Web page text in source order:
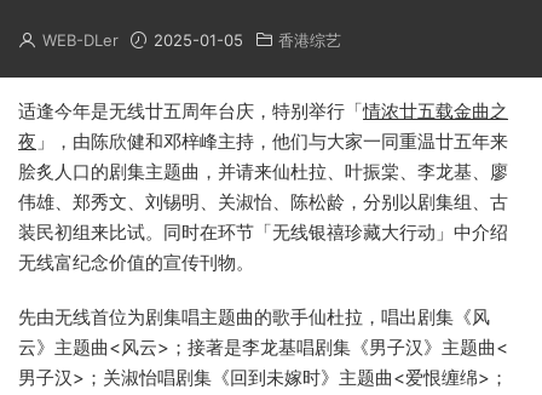
WEB-DLer 2025-01-05 香港综艺
适逢今年是无线廿五周年台庆，特别举行「情浓廿五载金曲之
夜 」，由陈欣健和邓梓峰主持，他们与大家一同重温廿五年来
脍炙人口的剧集主题曲，并请来仙杜拉、叶振棠、李龙基、廖
伟雄、郑秀文、刘锡明、关淑怡、陈松龄，分别以剧集组、古
装民初组来比试。同时在环节「无线银禧珍藏大行动」中介绍
无线富纪念价值的宣传刊物。
先由无线首位为剧集唱主题曲的歌手仙杜拉，唱出剧集《风
云》主题曲<风云>；接著是李龙基唱剧集《男子汉》主题曲<
男子汉>；关淑怡唱剧集《回到未嫁时》主题曲<爱恨缠绵>；